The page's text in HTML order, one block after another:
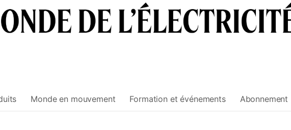
Monde en mouvement Formation et événements Abonnement